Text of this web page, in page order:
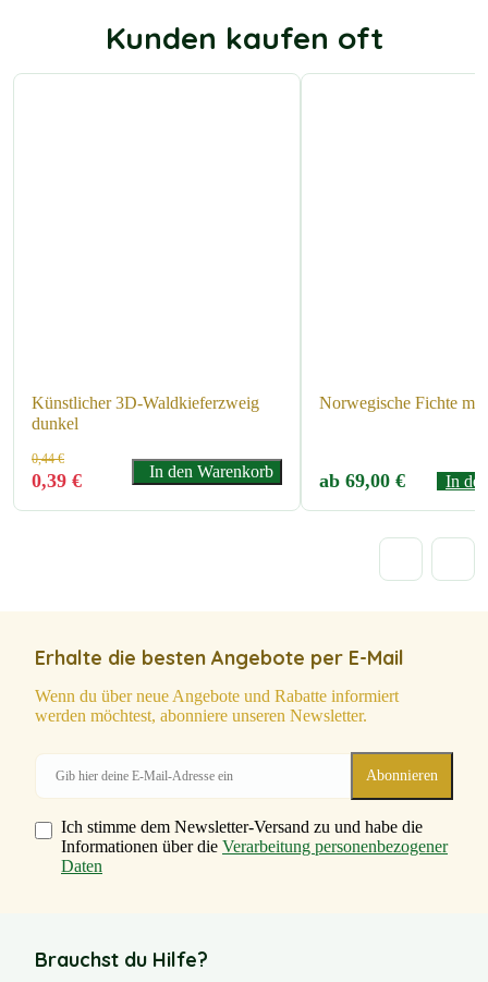
Kunden kaufen oft
Künstlicher 3D-Waldkieferzweig
dunkel
0,44€
Der
ursprüngliche
Preis
0,39 €
Der
aktuelle
Preis
In den Warenkorb
Norwegische Fichte
ab 69,00 € In
Erhalte die besten Angebote per E-Mail
Wenn du über neue Angebote und Rabatte informiert
werden möchtest, abonniere unseren Newsletter.
Ich stimme dem Newsletter-Versand zu und habe die
Informationen über die Verarbeitung personenbezogener
Daten
Brauchst du Hilfe?